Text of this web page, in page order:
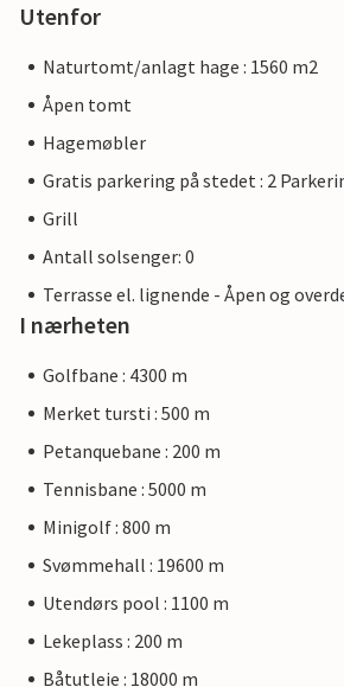
Utenfor
Naturtomt/anlagt hage : 1560 m2
Åpen tomt
Hagemøbler
Gratis parkering på stedet : 2
Grill
Antall solsenger: 0
Terrasse el. lignende - Åpen og
I nærheten
Golfbane : 4300 m
Merket tursti : 500 m
Petanquebane : 200 m
Tennisbane : 5000 m
Minigolf : 800 m
Svømmehall : 19600 m
Utendørs pool : 1100 m
Lekeplass : 200 m
Båtutleie : 18000 m